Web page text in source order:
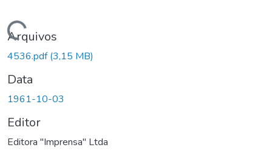
Carregando...
Arquivos
4536.pdf(3,15 MB)
Data
1961-10-03
Editor
Editora "Imprensa" Ltda